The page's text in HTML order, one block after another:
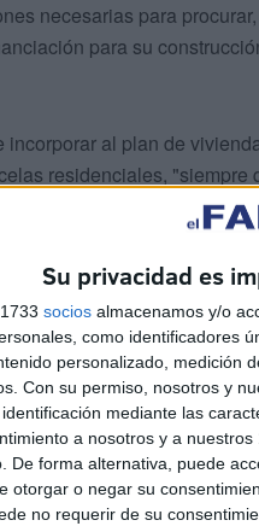
Su privacidad es
socios almacenamos y/o
como identificadores
personalizado, medición
Con su permiso, nosotros y
mediante las
a nosotros y a
De forma alternativa, puede
otorgar o negar su
no requerir de su
necesarias para
para su
al plan de
residenciales, "siempre
no conlleva
de la colaboración y
en el que se detallen
cumplimiento de los
la Ciudad en